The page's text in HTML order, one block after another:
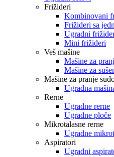
Frižideri
Kombinovani
Frižideri sa
Ugradni
Mini frižideri
Veš mašine
Mašine za
Mašine za
Mašine za pranje
Ugradna
Rerne
Ugradne rerne
Ugradne ploče
Mikrotalasne rerne
Ugradne
Aspiratori
Ugradni